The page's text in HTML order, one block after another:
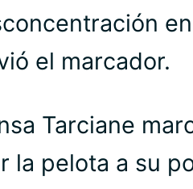
el marcador.
Tarciane
la pelota a su